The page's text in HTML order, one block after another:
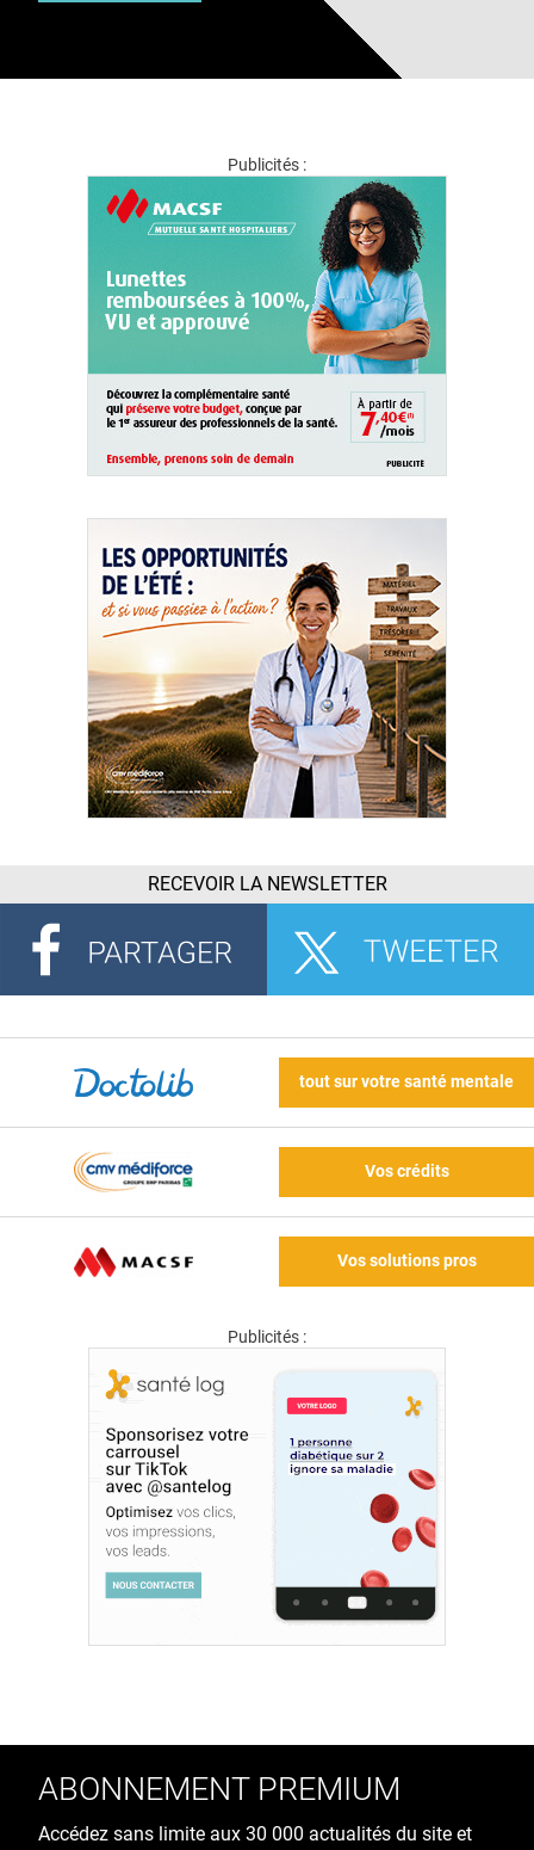
Publicités :
RECEVOIR LA NEWSLETTER
tout sur votre santé mentale
Vos crédits
Vos solutions pros
Publicités :
ABONNEMENT PREMIUM
Accédez sans limite aux 30 000 actualités du site et